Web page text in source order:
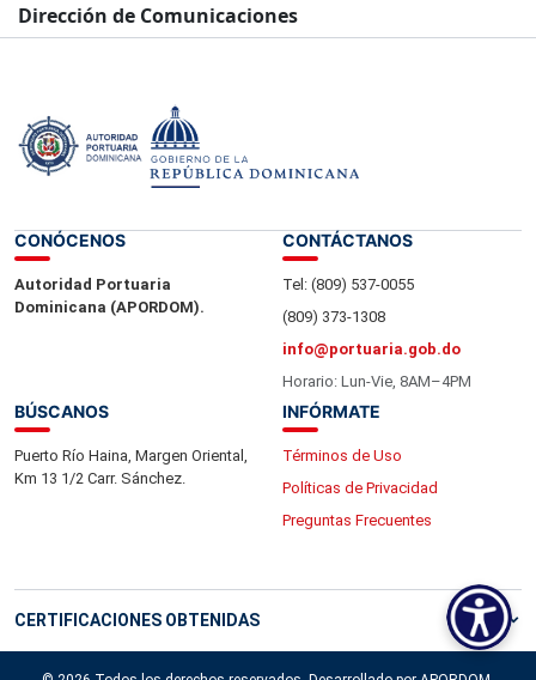
Dirección de Comunicaciones
CONÓCENOS
Autoridad Portuaria
Dominicana (APORDOM).
CONTÁCTANOS
Tel: (809) 537-0055
(809) 373-1308
info@portuaria.gob.do
Horario: Lun-Vie, 8AM–4PM
BÚSCANOS
Puerto Río Haina, Margen Oriental,
Km 13 1/2 Carr. Sánchez.
INFÓRMATE
Términos de Uso
Políticas de Privacidad
Preguntas Frecuentes
CERTIFICACIONES OBTENIDAS